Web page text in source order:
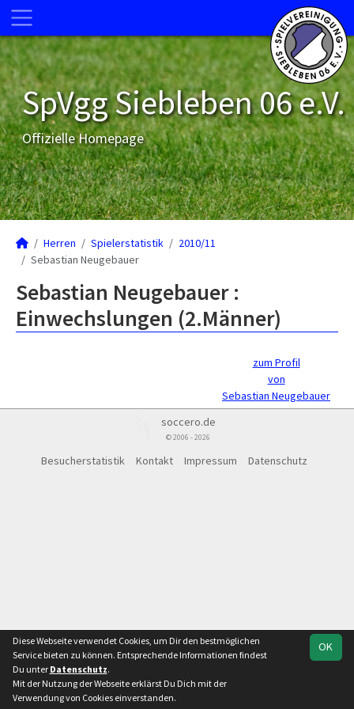
SpVgg Siebleben 06 e.V.
Offizielle Homepage
Herren Spielerstatistik
2010/11
Sebastian Neugebauer
Sebastian Neugebauer :
Einwechslungen (2.Männer)
zum Profil
von
Sebastian Neugebauer
soccero.de
© 2006 - 2026
Besucherstatistik Kontakt Impressum Datenschutz
OK
Diese Webseite verwendet Cookies, um Dir den bestmöglichen
Service bieten zu können. Entsprechende Informationen findest
Du unter Datenschutz.
Mit der Nutzung der Webseite erklärst Du Dich mit der
Verwendung von Cookies einverstanden.